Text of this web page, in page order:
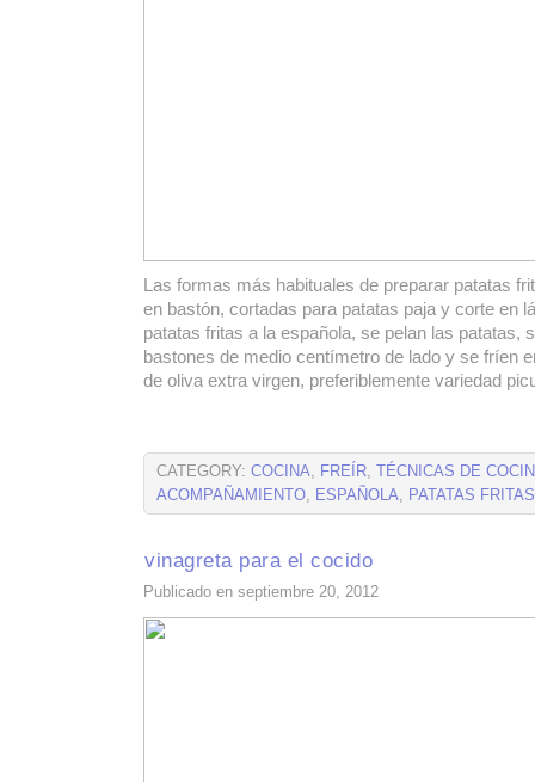
Las formas más habituales de preparar patatas
en bastón, cortadas para patatas paja y corte en
patatas fritas a la española, se pelan las patatas,
bastones de medio centímetro de lado y se fríen
de oliva extra virgen, preferiblemente variedad
CATEGORY: COCINA, FREÍR,
TÉCNICAS DE
ACOMPAÑAMIENTO, ESPAÑOLA, PATATAS FRITAS
vinagreta para el cocido
Publicado en septiembre 20, 2012